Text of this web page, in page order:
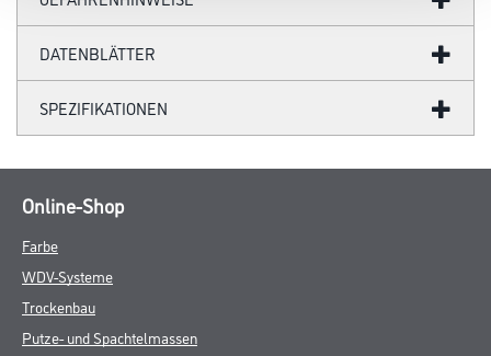
DATENBLÄTTER
SPEZIFIKATIONEN
Online-Shop
Farbe
WDV-Systeme
Trockenbau
Putze- und Spachtelmassen